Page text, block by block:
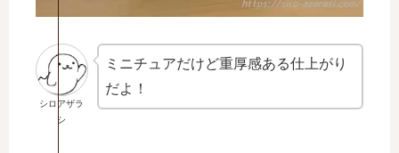
シロアザラ
シ
ミニチュアだけど重厚感ある仕上がり
だよ！